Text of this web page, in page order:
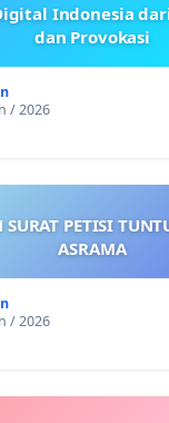
Indonesia
dan Provokasi
/ 2026
SURAT PETISI
ASRAMA
/ 2026